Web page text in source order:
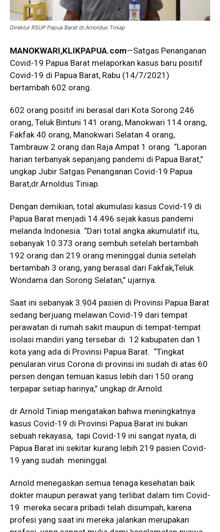
Direktur RSUP Papua Barat dr.Arnoldus Tiniap
MANOKWARI,KLIKPAPUA.com—Satgas Penanganan
Covid-19 Papua Barat melaporkan kasus baru positif
Covid-19 di Papua Barat, Rabu (14/7/2021)
bertambah 602 orang.
602 orang positif ini berasal dari Kota Sorong 246
orang, Teluk Bintuni 141 orang, Manokwari 114 orang,
Fakfak 40 orang, Manokwari Selatan 4 orang,
Tambrauw 2 orang dan Raja Ampat 1 orang. “Laporan
harian terbanyak sepanjang pandemi di Papua Barat,”
ungkap Jubir Satgas Penanganan Covid-19 Papua
Barat,dr.Arnoldus Tiniap.
Dengan demikian, total akumulasi kasus Covid-19 di
Papua Barat menjadi 14.496 sejak kasus pandemi
melanda Indonesia. “Dari total angka akumulatif itu,
sebanyak 10.373 orang sembuh setelah bertambah
192 orang dan 219 orang meninggal dunia setelah
bertambah 3 orang, yang berasal dari Fakfak,Teluk
Wondama dan Sorong Selatan,” ujarnya.
Saat ini sebanyak 3.904 pasien di Provinsi Papua Barat
sedang berjuang melawan Covid-19 dari tempat
perawatan di rumah sakit maupun di tempat-tempat
isolasi mandiri yang tersebar di 12 kabupaten dan 1
kota yang ada di Provinsi Papua Barat. “Tingkat
penularan virus Corona di provinsi ini sudah di atas 60
persen dengan temuan kasus lebih dari 150 orang
terpapar setiap harinya,” ungkap dr.Arnold.
dr Arnold Tiniap mengatakan bahwa meningkatnya
kasus Covid-19 di Provinsi Papua Barat ini bukan
sebuah rekayasa, tapi Covid-19 ini sangat nyata, di
Papua Barat ini sekitar kurang lebih 219 pasien Covid-
19 yang sudah meninggal.
Arnold menegaskan semua tenaga kesehatan baik
dokter maupun perawat yang terlibat dalam tim Covid-
19 mereka secara pribadi telah disumpah, karena
profesi yang saat ini mereka jalankan merupakan